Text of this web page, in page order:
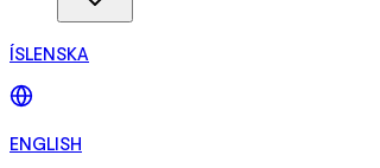
ÍSLENSKA
ENGLISH